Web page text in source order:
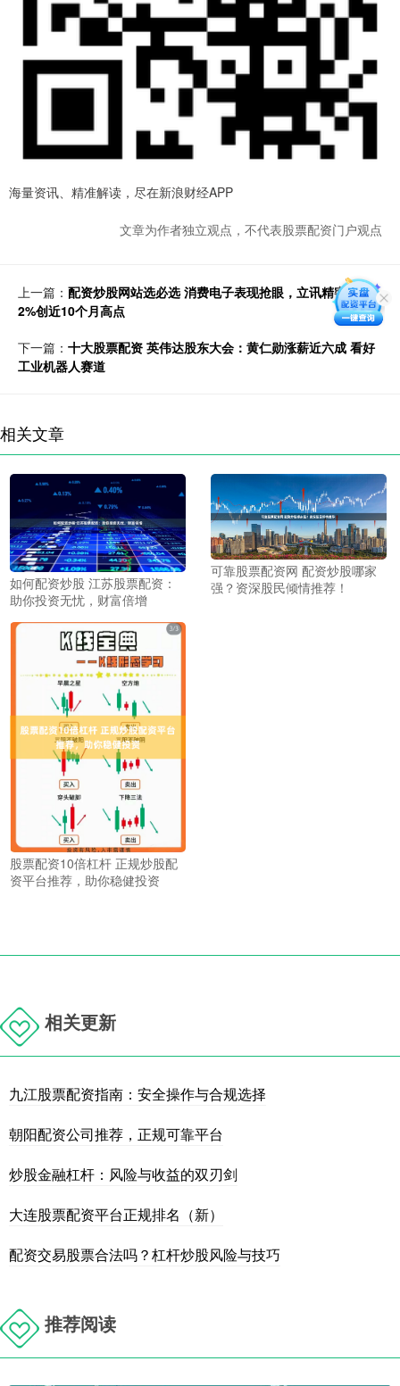
海量资讯、精准解读，尽在新浪财经APP
文章为作者独立观点，不代表股票配资门户观点
上一篇： 配资炒股网站选必选 消费电子表现抢眼，立讯精密涨超
2%创近10个月高点
下一篇： 十大股票配资 英伟达股东大会：黄仁勋涨薪近六成 看好
工业机器人赛道
相关文章
如何配资炒股 江苏股票配资：
助你投资无忧，财富倍增
可靠股票配资网 配资炒股哪家
强？资深股民倾情推荐！
股票配资10倍杠杆 正规炒股配
资平台推荐，助你稳健投资
相关更新
九江股票配资指南：安全操作与合规选择
朝阳配资公司推荐，正规可靠平台
炒股金融杠杆：风险与收益的双刃剑
大连股票配资平台正规排名（新）
配资交易股票合法吗？杠杆炒股风险与技巧
推荐阅读